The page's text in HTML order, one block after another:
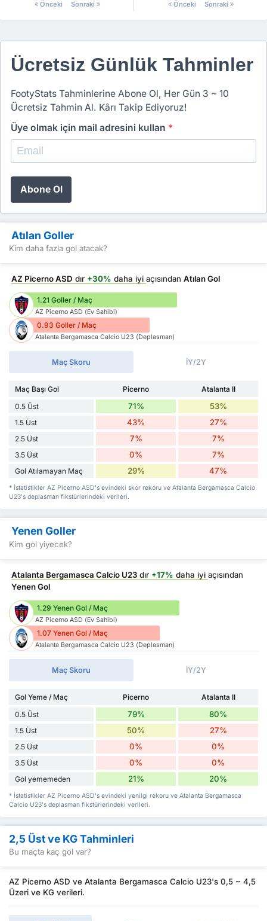
Önceki Sonraki Önceki Sonraki
Ücretsiz Günlük Tahminler
FootyStats Tahminlerine Abone Ol, Her Gün 3 ~ 10
Ücretsiz Tahmin Al. Kârı Takip Ediyoruz!
Üye olmak için mail adresini kullan *
Abone Ol
Atılan Goller
Kim daha fazla gol atacak?
AZ Picerno ASD dır +30% daha iyi açısından Atılan Gol
1.21 Goller / Maç
AZ Picerno ASD (Ev Sahibi)
0.93 Goller / Maç
Atalanta Bergamasca Calcio U23 (Deplasman)
Maç Skoru İY/2Y
Maç Başı Gol Picerno
Atalanta II
0.5 Üst
71% 53%
1.5 Üst 43% 27%
2.5 Üst 7% 7%
3.5 Üst 0% 7%
Gol Atılamayan Maç 29% 47%
* İstatistikler AZ Picerno ASD's evindeki skor rekoru ve Atalanta Bergamasca Calcio
U23's deplasman fikstürlerindeki verileri.
Yenen Goller
Kim gol yiyecek?
Atalanta Bergamasca Calcio U23 dır +17% daha iyi açısından
Yenen Gol
1.29 Yenen Gol / Maç
AZ Picerno ASD (Ev Sahibi)
1.07 Yenen Gol / Maç
Atalanta Bergamasca Calcio U23 (Deplasman)
Maç Skoru İY/2Y
Gol Yeme / Maç Picerno
Atalanta II
0.5 Üst
79% 80%
1.5 Üst 50% 27%
2.5 Üst 0% 0%
3.5 Üst 0% 0%
Gol yememeden 21% 20%
* İstatistikler AZ Picerno ASD's evindeki yenilgi rekoru ve Atalanta Bergamasca
Calcio U23's deplasman fikstürlerindeki verileri.
2,5 Üst ve KG Tahminleri
Bu maçta kaç gol var?
AZ Picerno ASD ve Atalanta Bergamasca Calcio U23's 0,5 ~ 4,5
Üzeri ve KG verileri.